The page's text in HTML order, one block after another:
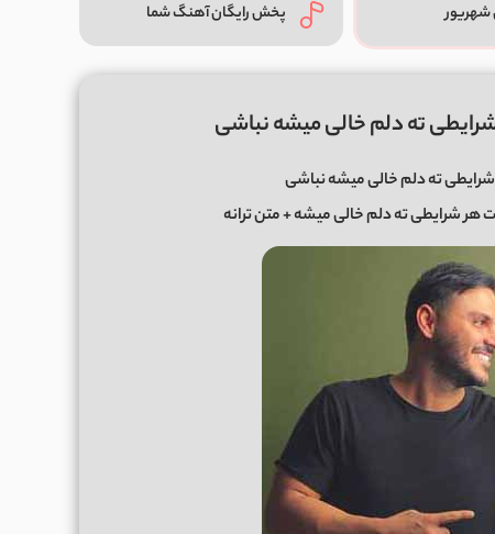
پخش رایگان آهنگ شما
ته دلم خالی میشه نباشی
ته دلم خالی میشه نباشی
هر شرایطی ته دلم خالی میشه + متن ترانه